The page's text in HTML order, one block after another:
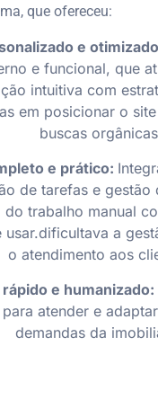
que ofereceu:
e
e funcional, que
intuitiva com
em posicionar o
buscas
e prático​:
de tarefas e gestão
do trabalho manual
usar.​dificultava a
o atendimento aos
e humanizado​:
atender e
demandas da